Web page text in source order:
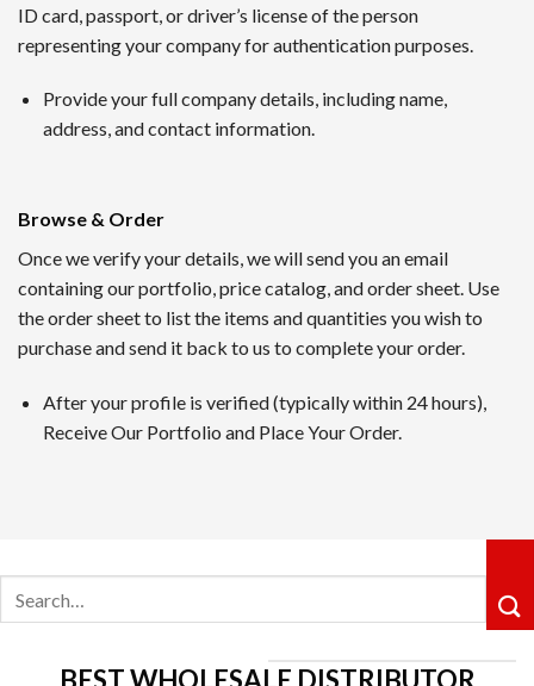
ID card, passport, or driver’s license of the person
representing your company for authentication purposes.
Provide your full company details, including name,
address, and contact information.
Browse & Order
Once we verify your details, we will send you an email
containing our portfolio, price catalog, and order sheet. Use
the order sheet to list the items and quantities you wish to
purchase and send it back to us to complete your order.
After your profile is verified (typically within 24 hours),
Receive Our Portfolio and Place Your Order.
BEST WHOLESALE DISTRIBUTOR
Read Review
サッカーや野球など国内のスポーツにも幅広く対応するスポ
られる機能も提供されていて評判です。日本語対応スタッ
4位 カジノシークレット（Casino Secret）
レビューを見る
カジノシークレットカジノは革新性のあるキャッシュバッ
ョングループ配下の運営体制も信頼感を高めています。
遊雅堂は2021年にオープンしたベラジョンのグループのネ
るロイヤルティ制度も整っていますしており、プレイすれ